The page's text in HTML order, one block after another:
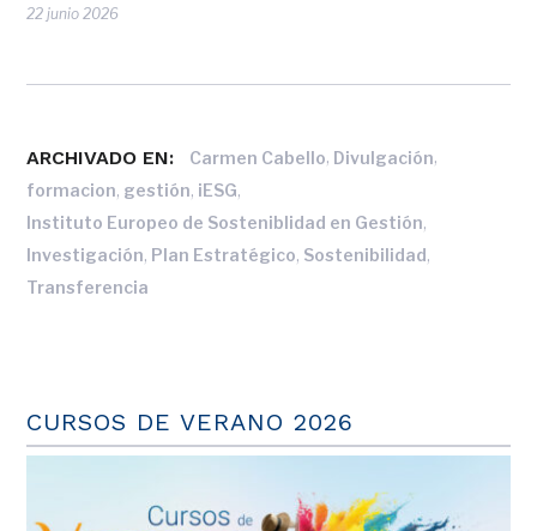
22 junio 2026
ARCHIVADO EN: Carmen Cabello, Divulgación,
formacion, gestión, iESG,
Instituto Europeo de Sosteniblidad en Gestión,
Investigación, Plan Estratégico, Sostenibilidad,
Transferencia
CURSOS DE VERANO 2026